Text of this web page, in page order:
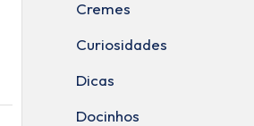
Cremes
Curiosidades
Dicas
Docinhos